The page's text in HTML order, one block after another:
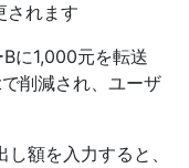
されます
に1,000元を転送
削減され、ユーザ
額を入力すると、